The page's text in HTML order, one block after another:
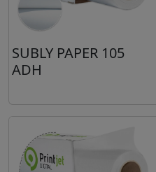
SUBLY PAPER 105
ADH